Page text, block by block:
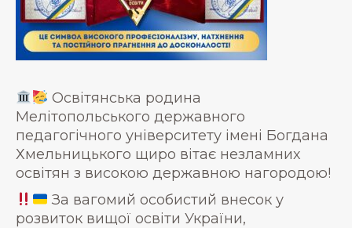
Освітянська родина
Мелітопольського державного
педагогічного університету імені Богдана
Хмельницького щиро вітає незламних
освітян з високою державною нагородою!
За вагомий особистий внесок у
розвиток вищої освіти України,